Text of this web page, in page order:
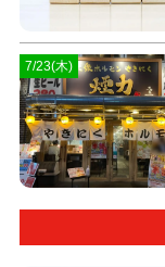
7/23(木)